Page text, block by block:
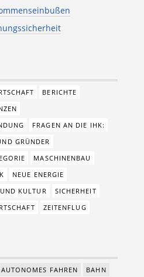
BERICHTE
FRAGEN AN DIE IHK:
GRÜNDER
MASCHINENBAU
NEUE ENERGIE
KULTUR
SICHERHEIT
ZEITENFLUG
AUTONOMES FAHREN
BAHN